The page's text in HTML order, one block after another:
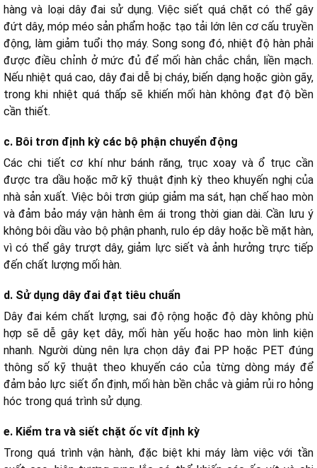
hàng và loại dây đai sử dụng. Việc siết quá chặt có thể gây
đứt dây, móp méo sản phẩm hoặc tạo tải lớn lên cơ cấu truyền
động, làm giảm tuổi thọ máy. Song song đó, nhiệt độ hàn phải
được điều chỉnh ở mức đủ để mối hàn chắc chắn, liền mạch.
Nếu nhiệt quá cao, dây đai dễ bị cháy, biến dạng hoặc giòn gãy,
trong khi nhiệt quá thấp sẽ khiến mối hàn không đạt độ bền
cần thiết.
c. Bôi trơn định kỳ các bộ phận chuyển động
Các chi tiết cơ khí như bánh răng, trục xoay và ổ trục cần
được tra dầu hoặc mỡ kỹ thuật định kỳ theo khuyến nghị của
nhà sản xuất. Việc bôi trơn giúp giảm ma sát, hạn chế hao mòn
và đảm bảo máy vận hành êm ái trong thời gian dài. Cần lưu ý
không bôi dầu vào bộ phận phanh, rulo ép dây hoặc bề mặt hàn,
vì có thể gây trượt dây, giảm lực siết và ảnh hưởng trực tiếp
đến chất lượng mối hàn.
d. Sử dụng dây đai đạt tiêu chuẩn
Dây đai kém chất lượng, sai độ rộng hoặc độ dày không phù
hợp sẽ dễ gây kẹt dây, mối hàn yếu hoặc hao mòn linh kiện
nhanh. Người dùng nên lựa chọn dây đai PP hoặc PET đúng
thông số kỹ thuật theo khuyến cáo của từng dòng máy để
đảm bảo lực siết ổn định, mối hàn bền chắc và giảm rủi ro hỏng
hóc trong quá trình sử dụng.
e. Kiểm tra và siết chặt ốc vít định kỳ
Trong quá trình vận hành, đặc biệt khi máy làm việc với tần